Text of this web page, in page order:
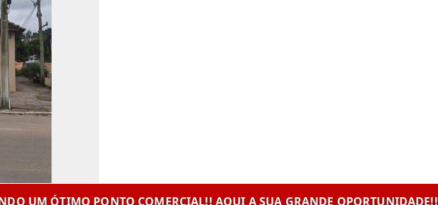
UM ÓTIMO PONTO COMERCIAL!! AQUI A SUA GRANDE OPORTUNIDADE!!